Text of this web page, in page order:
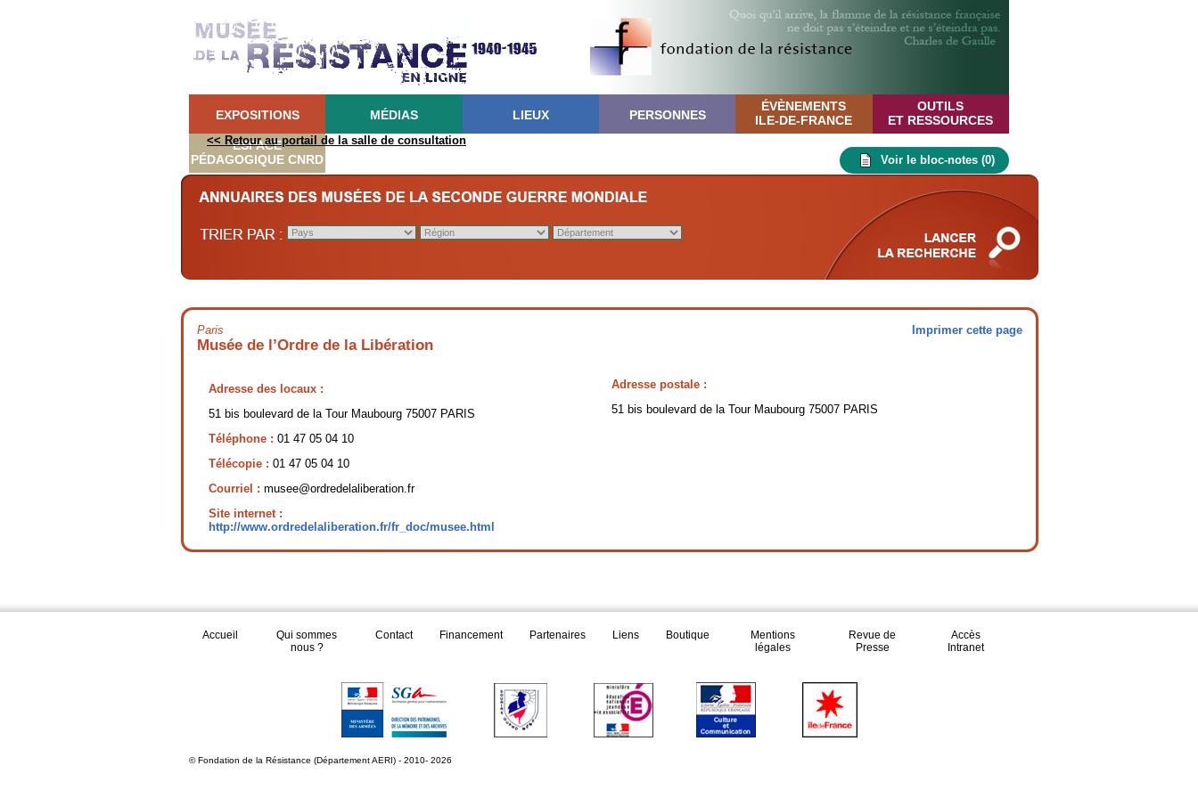
EXPOSITIONS MÉDIAS LIEUX PERSONNES
ÉVÈNEMENTS
ILE-DE-FRANCE
OUTILS
ET RESSOURCES
ESPACE
PÉDAGOGIQUE CNRD
Voir le bloc-notes (0)
<< Retour au portail de la salle de consultation
Imprimer cette page
Paris
Musée de l’Ordre de la Libération
Adresse des locaux : Adresse postale :
51 bis boulevard de la Tour Maubourg 75007 PARIS 51 bis boulevard de la Tour Maubourg 75007 PARIS
Téléphone : 01 47 05 04 10
Télécopie : 01 47 05 04 10
Courriel : musee@ordredelaliberation.fr
Site internet :
http://www.ordredelaliberation.fr/fr_doc/musee.html
Accueil
Qui sommes
nous ?
Contact Financement Partenaires Liens Boutique
Mentions
légales
Revue de
Presse
Accès
Intranet
© Fondation de la Résistance (Département AERI) - 2010- 2026